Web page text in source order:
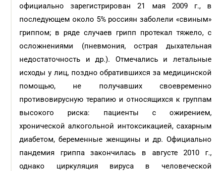
официально зарегистрирован 21 мая 2009 г., в
последующем около 5% россиян заболели «свиным»
гриппом; в ряде случаев грипп протекал тяжело, с
осложнениями (пневмония, острая дыхательная
недостаточность и др.). Отмечались и летальные
исходы у лиц, поздно обратившихся за медицинской
помощью, не получавших своевременно
противовирусную терапию и относящихся к группам
высокого риска: пациенты с ожирением,
хронической алкогольной интоксикацией, сахарным
диабетом, беременные женщины и др. Официально
пандемия гриппа закончилась в августе 2010 г.,
однако циркуляция вируса в человеческой